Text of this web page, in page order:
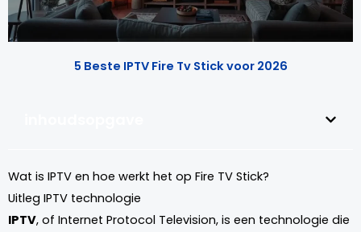
5 Beste IPTV Fire Tv Stick voor 2026
Wat is IPTV en hoe werkt het op Fire TV Stick?
Uitleg IPTV technologie
IPTV, of Internet Protocol Television, is een technologie die